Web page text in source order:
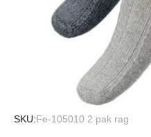
SKU Fe-105010 2 pak rag